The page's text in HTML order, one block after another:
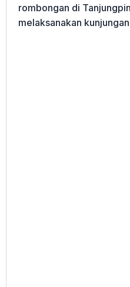
rombongan di
melaksanakan